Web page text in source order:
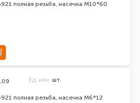
полная резьба, насечка М10*60
полная резьба, насечка М6*12
Ед. изм. шт.